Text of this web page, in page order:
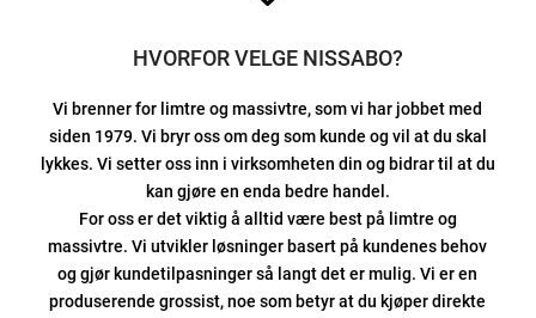
HVORFOR VELGE NISSABO?
Vi brenner for limtre og massivtre, som vi har jobbet med
siden 1979. Vi bryr oss om deg som kunde og vil at du skal
lykkes. Vi setter oss inn i virksomheten din og bidrar til at du
kan gjøre en enda bedre handel.
For oss er det viktig å alltid være best på limtre og
massivtre. Vi utvikler løsninger basert på kundenes behov
og gjør kundetilpasninger så langt det er mulig. Vi er en
produserende grossist, noe som betyr at du kjøper direkte